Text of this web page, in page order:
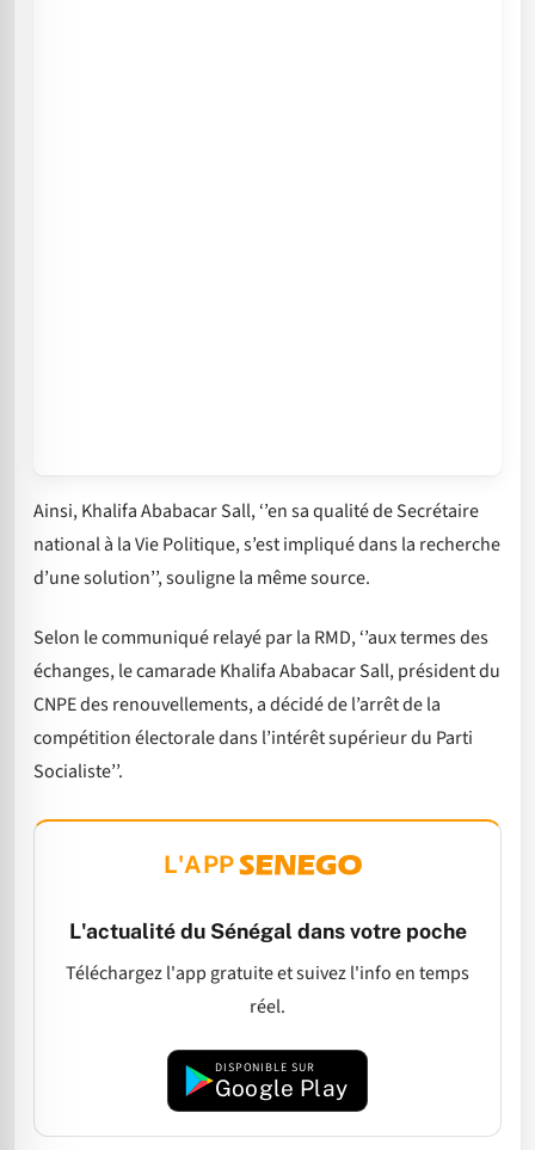
Ainsi, Khalifa Ababacar Sall, ‘’en sa qualité de Secrétaire
national à la Vie Politique, s’est impliqué dans la recherche
d’une solution’’, souligne la même source.
Selon le communiqué relayé par la RMD, ‘’aux termes des
échanges, le camarade Khalifa Ababacar Sall, président du
CNPE des renouvellements, a décidé de l’arrêt de la
compétition électorale dans l’intérêt supérieur du Parti
Socialiste’’.
L'APP
L'actualité du Sénégal dans votre poche
Téléchargez l'app gratuite et suivez l'info en temps
réel.
DISPONIBLE SUR
Google Play